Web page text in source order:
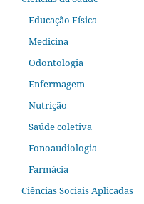
Educação Física
Medicina
Odontologia
Enfermagem
Nutrição
Saúde coletiva
Fonoaudiologia
Farmácia
Ciências Sociais Aplicadas